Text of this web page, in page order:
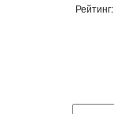
Рейтинг: